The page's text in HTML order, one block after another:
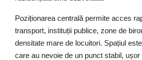
Poziționarea centrală permite acces
transport, instituții publice, zone de
densitate mare de locuitori. Spațiul
care au nevoie de un punct stabil,